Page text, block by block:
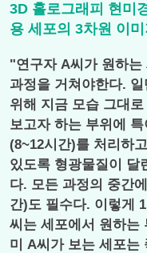
3D 홀로그래피 현미
용 세포의 3차원 이
"연구자 A씨가 원하는
과정을 거쳐야한다.
위해 지금 모습 그대
보고자 하는 부위에
(8~12시간)를 처리하
있도록 형광물질이 달
다. 모든 과정의 중간
간)도 필수다. 이렇게
씨는 세포에서 원하는
미 A씨가 보는 세포는